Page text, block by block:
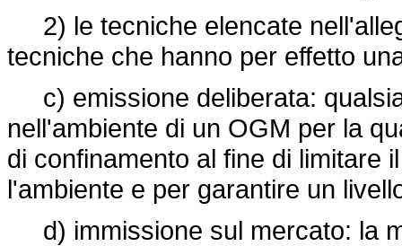
2) le tecniche elencate
tecniche che hanno per effetto
c) emissione deliberata:
nell'ambiente di un OGM per la
di confinamento al fine di limitare
l'ambiente e per garantire un
d) immissione sul mercato: la